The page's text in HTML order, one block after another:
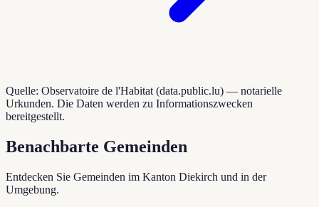
Quelle: Observatoire de l'Habitat (data.public.lu) — notarielle
Urkunden. Die Daten werden zu Informationszwecken
bereitgestellt.
Benachbarte Gemeinden
Entdecken Sie Gemeinden im Kanton Diekirch und in der
Umgebung.